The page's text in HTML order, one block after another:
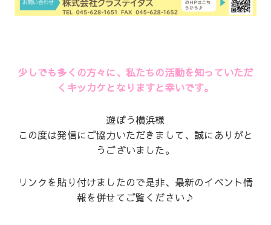
少しでも多くの方々に、私たちの活動を知っていただ
くキッカケとなりますと幸いです。
遊ぼう横浜様
この度は発信にご協力いただきまして、誠にありがと
うございました。
リンクを貼り付けましたので是非、最新のイベント情
報を併せてご覧ください♪